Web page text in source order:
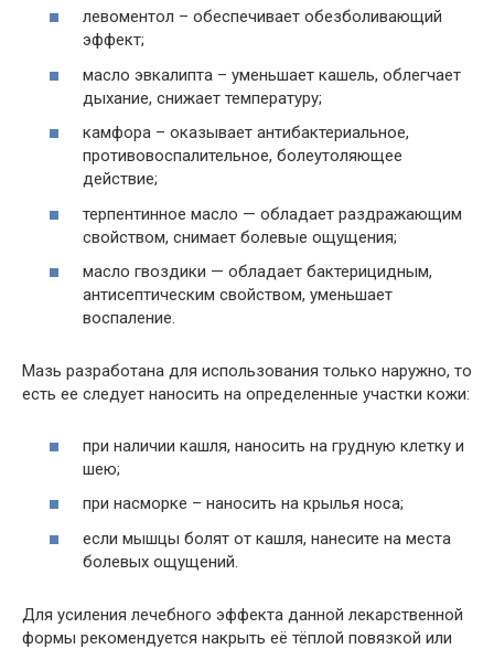
левоментол – обеспечивает обезболивающий
эффект;
масло эвкалипта – уменьшает кашель, облегчает
дыхание, снижает температуру;
камфора – оказывает антибактериальное,
противовоспалительное, болеутоляющее
действие;
терпентинное масло — обладает раздражающим
свойством, снимает болевые ощущения;
масло гвоздики — обладает бактерицидным,
антисептическим свойством, уменьшает
воспаление.
Мазь разработана для использования только наружно, то
есть ее следует наносить на определенные участки кожи:
при наличии кашля, наносить на грудную клетку и
шею;
при насморке – наносить на крылья носа;
если мышцы болят от кашля, нанесите на места
болевых ощущений.
Для усиления лечебного эффекта данной лекарственной
формы рекомендуется накрыть её тёплой повязкой или